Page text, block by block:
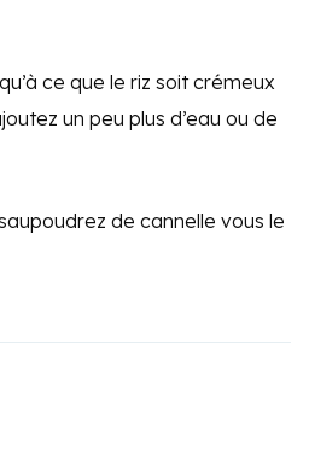
ce que le riz soit crémeux
un peu plus d’eau ou de
de cannelle vous le